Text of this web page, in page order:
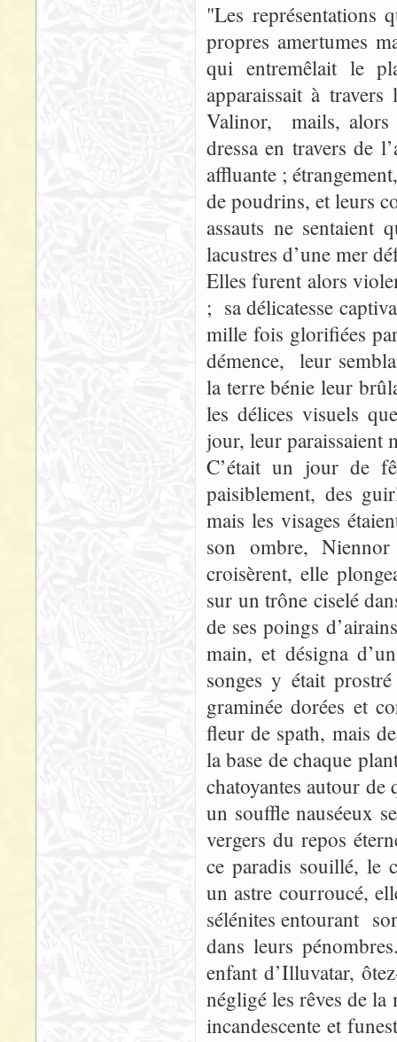
"Les représentations
propres amertumes
qui entremêlait le
apparaissait à
Valinor, mails, alors
dressa en travers de
affluante ;
de poudrins, et leurs
assauts ne sentaient
lacustres d’une mer
Elles furent alors
; sa délicatesse
mille fois glorifiées
démence, leur
la terre bénie leur
les délices visuels
jour, leur paraissaient
C’était un jour de
paisiblement, des
mais les visages
son ombre,
croisèrent, elle
sur un trône ciselé
de ses poings
main, et désigna
songes y était
graminée dorées et
fleur de spath, mais
la base de chaque
chatoyantes autour de
un souffle nauséeux
vergers du repos
ce paradis souillé, le
un astre courroucé,
sélénites entourant
dans leurs
enfant d’Illuvatar,
négligé les rêves de
incandescente et